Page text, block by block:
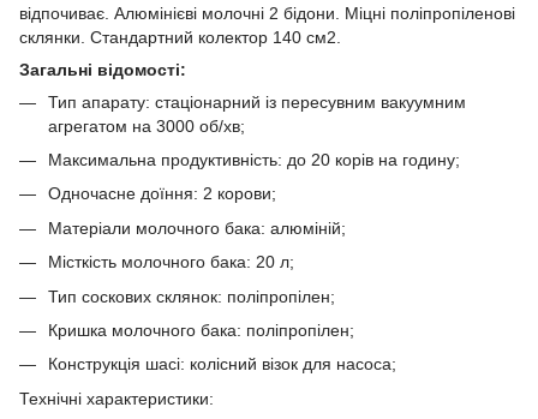
відпочиває. Алюмінієві молочні 2 бідони. Міцні поліпропіленові
склянки. Стандартний колектор 140 см2.
Загальні відомості:
Тип апарату: стаціонарний із пересувним вакуумним
агрегатом на 3000 об/хв;
Максимальна продуктивність: до 20 корів на годину;
Одночасне доїння: 2 корови;
Матеріали молочного бака: алюміній;
Місткість молочного бака: 20 л;
Тип соскових склянок: поліпропілен;
Кришка молочного бака: поліпропілен;
Конструкція шасі: колісний візок для насоса;
Технічні характеристики: